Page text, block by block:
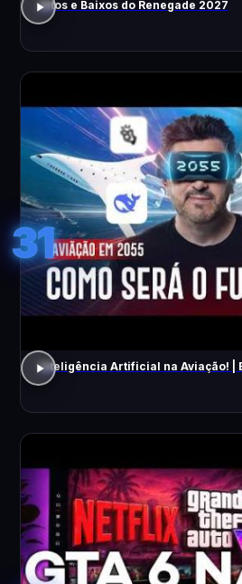
Altos e Baixos do Renegade 2027
31
Inteligência Artificial na Aviação! |